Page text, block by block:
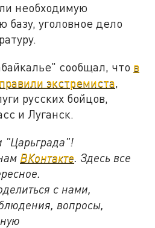
необходимую
базу, уголовное дело
сообщал, что в
экстремиста,
русских бойцов,
и Луганск.
"Царьграда"!
ВКонтакте . Здесь все
с нами,
вопросы,